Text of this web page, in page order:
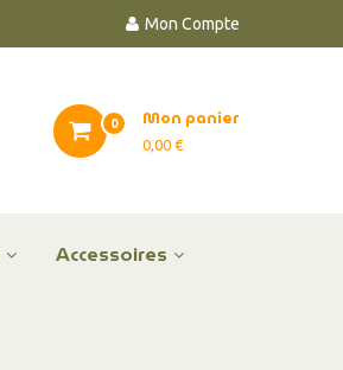
Mon Compte
Mon panier
0,00 €
0
Accessoires